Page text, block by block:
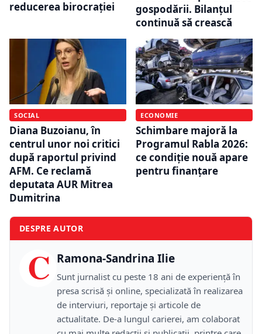
reducerea birocrației
gospodării. Bilanțul
continuă să crească
SOCIAL
Diana Buzoianu, în
centrul unor noi critici
după raportul privind
AFM. Ce reclamă
deputata AUR Mitrea
Dumitrina
ECONOMIE
Schimbare majoră la
Programul Rabla 2026:
ce condiție nouă apare
pentru finanțare
DESPRE AUTOR
C Ramona-Sandrina Ilie
Sunt jurnalist cu peste 18 ani de experiență în
presa scrisă și online, specializată în realizarea
de interviuri, reportaje și articole de
actualitate. De-a lungul carierei, am colaborat